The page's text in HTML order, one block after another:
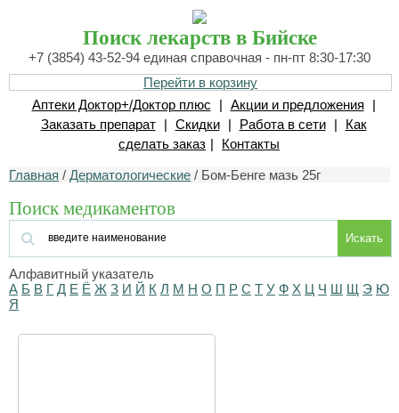
Поиск лекарств в Бийске
+7 (3854) 43-52-94 единая справочная - пн-пт 8:30-17:30
Перейти в корзину
Аптеки Доктор+/Доктор плюс
| Акции и предложения
|
Заказать препарат
| Скидки | Работа в сети |
Как
сделать заказ | Контакты
Главная / Дерматологические / Бом-Бенге мазь 25г
Поиск медикаментов
Искать
Алфавитный указатель
А Б В Г Д Е Ё Ж З И Й К Л М Н О П Р С Т У Ф Х Ц Ч Ш Щ Э Ю
Я